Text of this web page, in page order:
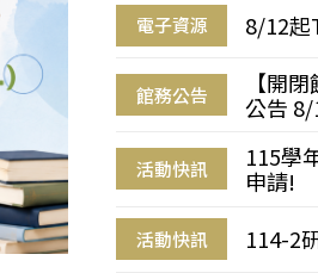
電子資源 8/12起
館務公告
【開
公告
活動快訊
115學
申請!
活動快訊 114-2